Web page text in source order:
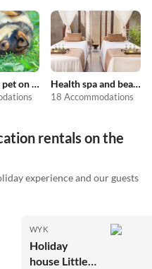
Taking your pet on holiday Health spa and beauty
18 Accommodations
rentals on the
experience and our guests
WYK
Holiday
house Little